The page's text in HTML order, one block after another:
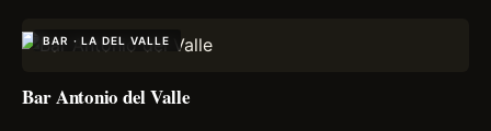
BAR · LA DEL VALLE
Bar Antonio del Valle